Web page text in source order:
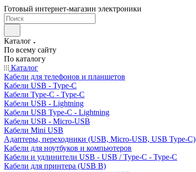
Готовый интернет-магазин электроники
Каталог
По всему сайту
По каталогу
Каталог
Кабели для телефонов и планшетов
Кабели USB - Type-C
Кабели Type-C - Type-C
Кабели USB - Lightning
Кабели USB Type-C - Lightning
Кабели USB - Micro-USB
Кабели Mini USB
Адаптеры, переходники (USB, Micro-USB, USB Type-C)
Кабели для ноутбуков и компьютеров
Кабели и удлинители USB - USB / Type-C - Type-C
Кабели для принтера (USB B)